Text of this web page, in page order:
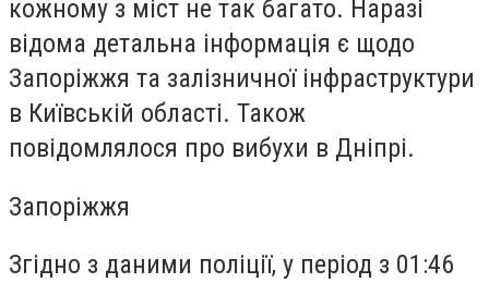
кожному з міст не так багато. Наразі
відома детальна інформація є щодо
Запоріжжя та залізничної інфраструктури
в Київській області. Також
повідомлялося про вибухи в Дніпрі.
Запоріжжя
Згідно з даними поліції, у період з 01:46